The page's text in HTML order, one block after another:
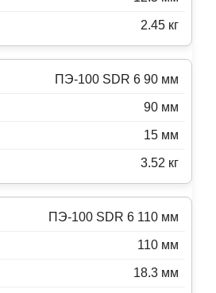
2.45 кг
ПЭ-100 SDR 6 90 мм
90 мм
15 мм
3.52 кг
ПЭ-100 SDR 6 110 мм
110 мм
18.3 мм